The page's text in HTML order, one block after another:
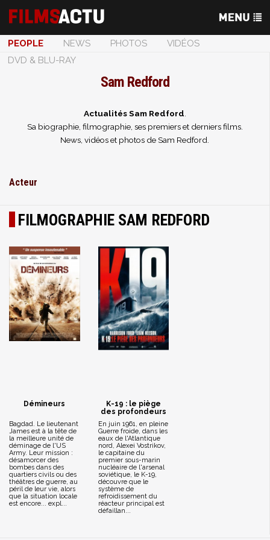
PEOPLE NEWS PHOTOS
VIDÉOS
DVD & BLU-RAY
Sam Redford
Actualités Sam Redford
Sa biographie, filmographie, ses premiers et derniers films.
News, vidéos et photos de Sam Redford.
Acteur
FILMOGRAPHIE SAM REDFORD
Démineurs
Bagdad. Le lieutenant
James est à la tête de
la meilleure unité de
déminage de l'US
Army. Leur mission :
désamorcer des
bombes dans des
quartiers civils ou des
théâtres de guerre, au
péril de leur vie, alors
que la situation locale
est encore... expl...
K-19 : le piège
des profondeurs
En juin 1961, en pleine
Guerre froide, dans les
eaux de l'Atlantique
nord, Alexei Vostrikov,
le capitaine du
premier sous-marin
nucléaire de l'arsenal
soviétique, le K-19,
découvre que le
système de
refroidissement du
réacteur principal est
défaillan...